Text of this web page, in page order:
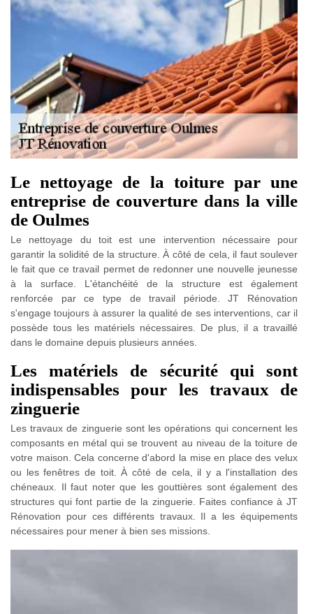
Le nettoyage de la toiture par une
entreprise de couverture dans la ville
de Oulmes
Le nettoyage du toit est une intervention nécessaire pour
garantir la solidité de la structure. À côté de cela, il faut soulever
le fait que ce travail permet de redonner une nouvelle jeunesse
à la surface. L'étanchéité de la structure est également
renforcée par ce type de travail période. JT Rénovation
s'engage toujours à assurer la qualité de ses interventions, car il
possède tous les matériels nécessaires. De plus, il a travaillé
dans le domaine depuis plusieurs années.
Les matériels de sécurité qui sont
indispensables pour les travaux de
zinguerie
Les travaux de zinguerie sont les opérations qui concernent les
composants en métal qui se trouvent au niveau de la toiture de
votre maison. Cela concerne d'abord la mise en place des velux
ou les fenêtres de toit. À côté de cela, il y a l'installation des
chéneaux. Il faut noter que les gouttières sont également des
structures qui font partie de la zinguerie. Faites confiance à JT
Rénovation pour ces différents travaux. Il a les équipements
nécessaires pour mener à bien ses missions.